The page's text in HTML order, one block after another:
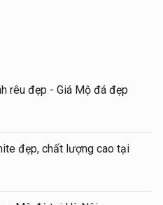
rêu đẹp - Giá Mộ đá đẹp
đẹp, chất lượng cao tại